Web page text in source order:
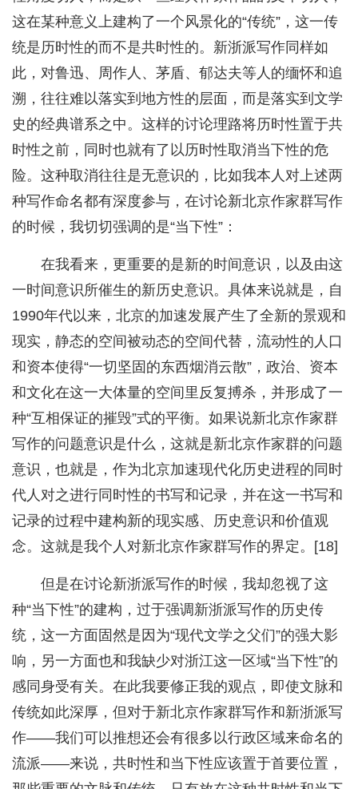
这在某种意义上建构了一个风景化的“传统”，这一传
统是历时性的而不是共时性的。新浙派写作同样如
此，对鲁迅、周作人、茅盾、郁达夫等人的缅怀和追
溯，往往难以落实到地方性的层面，而是落实到文学
史的经典谱系之中。这样的讨论理路将历时性置于共
时性之前，同时也就有了以历时性取消当下性的危
险。这种取消往往是无意识的，比如我本人对上述两
种写作命名都有深度参与，在讨论新北京作家群写作
的时候，我切切强调的是“当下性”：
在我看来，更重要的是新的时间意识，以及由这
一时间意识所催生的新历史意识。具体来说就是，自
1990年代以来，北京的加速发展产生了全新的景观和
现实，静态的空间被动态的空间代替，流动性的人口
和资本使得“一切坚固的东西烟消云散”，政治、资本
和文化在这一大体量的空间里反复搏杀，并形成了一
种“互相保证的摧毁”式的平衡。如果说新北京作家群
写作的问题意识是什么，这就是新北京作家群的问题
意识，也就是，作为北京加速现代化历史进程的同时
代人对之进行同时性的书写和记录，并在这一书写和
记录的过程中建构新的现实感、历史意识和价值观
念。这就是我个人对新北京作家群写作的界定。[18]
但是在讨论新浙派写作的时候，我却忽视了这
种“当下性”的建构，过于强调新浙派写作的历史传
统，这一方面固然是因为“现代文学之父们”的强大影
响，另一方面也和我缺少对浙江这一区域“当下性”的
感同身受有关。在此我要修正我的观点，即使文脉和
传统如此深厚，但对于新北京作家群写作和新浙派写
作——我们可以推想还会有很多以行政区域来命名的
流派——来说，共时性和当下性应该置于首要位置，